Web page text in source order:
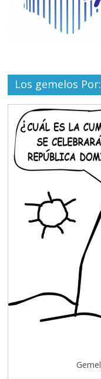
Los gemelos